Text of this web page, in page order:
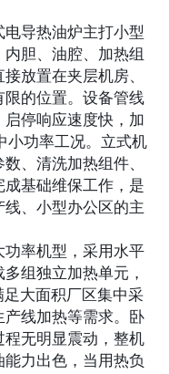
电导热油炉主打小型
胆、油腔、加热组
放置在夹层机房、
的位置。设备管线
停响应速度快，加
小功率工况。立式机
、清洗加热组件、
基础维保工作，是
、小型办公区的主
功率机型，采用水平
组独立加热单元，
大面积厂区集中采
线加热等需求。卧
无明显震动，整机
力出色，当用热负